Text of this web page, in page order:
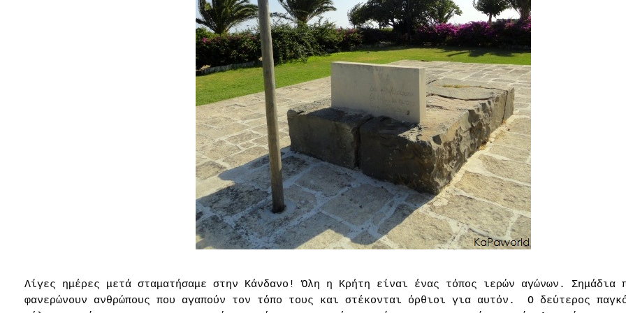
Λίγες ημέρες μετά σταματήσαμε στην Κάνδανο! Όλη η Κρήτη είναι ένας τόπος ιερών αγώνων. Σημάδια
φανερώνουν ανθρώπους που αγαπούν τον τόπο τους και στέκονται όρθιοι για αυτόν.
Ο δεύτερος